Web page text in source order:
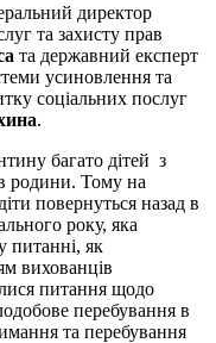
директор
та захисту прав
та державний експерт
усиновлення та
соціальних послуг
.
багато дітей з
в родини. Тому на
повернуться назад в
року, яка
питанні, як
вихованців
питання щодо
перебування в
та перебування